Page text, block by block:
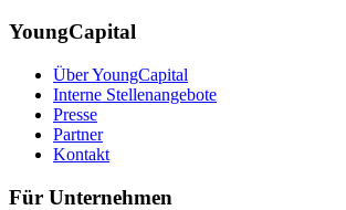
YoungCapital
Über YoungCapital
Interne Stellenangebote
Presse
Partner
Kontakt
Für Unternehmen